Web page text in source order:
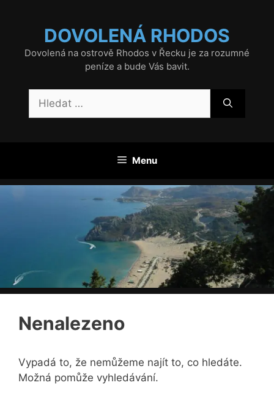
DOVOLENÁ RHODOS
Dovolená na ostrově Rhodos v Řecku je za rozumné
peníze a bude Vás bavit.
Menu
Nenalezeno
Vypadá to, že nemůžeme najít to, co hledáte.
Možná pomůže vyhledávání.